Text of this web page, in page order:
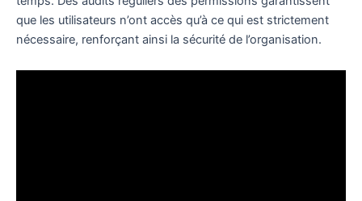
que les utilisateurs n’ont accès qu’à ce qui est strictement
nécessaire, renforçant ainsi la sécurité de l’organisation.